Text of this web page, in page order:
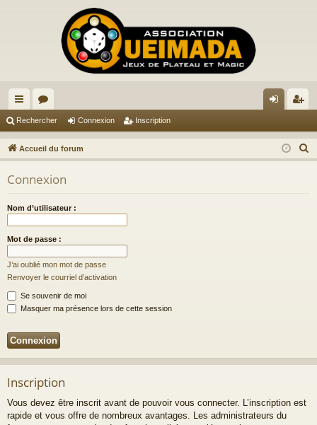
ac
co
ur
ci
s
or
u
m
s
ne
xi
cri
pti
Rechercher Connexion Inscription
Accueil du forum
e
Connexion
Nom d’utilisateur :
Mot de passe :
J’ai oublié mon mot de passe
Renvoyer le courriel d’activation
Se souvenir de moi
Masquer ma présence lors de cette session
Inscription
Vous devez être inscrit avant de pouvoir vous connecter. L’inscription est
rapide et vous offre de nombreux avantages. Les administrateurs du